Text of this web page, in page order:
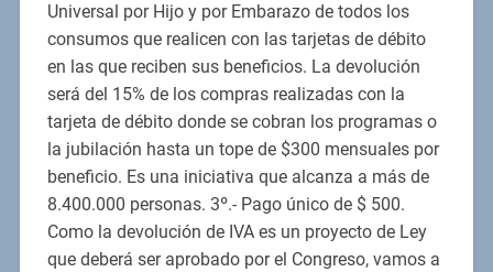
Universal por Hijo y por Embarazo de todos los
consumos que realicen con las tarjetas de débito
en las que reciben sus beneficios. La devolución
será del 15% de los compras realizadas con la
tarjeta de débito donde se cobran los programas o
la jubilación hasta un tope de $300 mensuales por
beneficio. Es una iniciativa que alcanza a más de
8.400.000 personas. 3º.- Pago único de $ 500.
Como la devolución de IVA es un proyecto de Ley
que deberá ser aprobado por el Congreso, vamos a